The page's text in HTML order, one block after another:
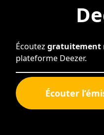
Écoutez gratuitement
plateforme Deezer.
Écouter